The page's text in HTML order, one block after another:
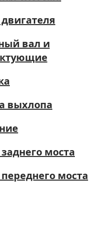
вал и
выхлопа
моста
моста